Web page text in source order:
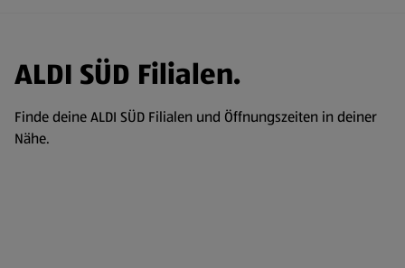
ALDI SÜD Filialen.
Finde deine ALDI SÜD Filialen und Öffnungszeiten in deiner
Nähe.